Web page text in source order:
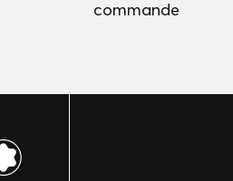
commande